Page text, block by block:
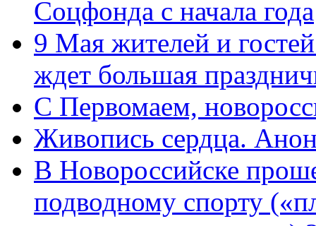
Соцфонда с начала года
9 Мая жителей и
ждет большая
C Первомаем,
Живопись сердца.
В Новороссийске
подводному спорту